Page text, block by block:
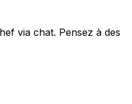
via chat. Pensez à des